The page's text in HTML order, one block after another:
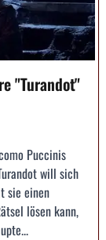
"Turandot"
Puccinis
will sich
sie einen
lösen kann,